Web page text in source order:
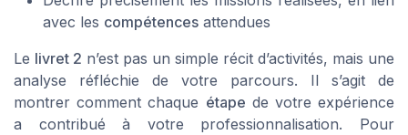
avec les compétences attendues
Le livret 2 n’est pas un simple récit d’activités, mais une
analyse réfléchie de votre parcours. Il s’agit de
montrer comment chaque étape de votre expérience
a contribué à votre professionnalisation. Pour